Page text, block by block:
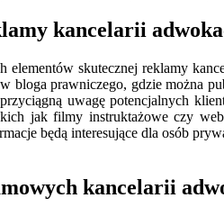
kancelarii
elementów skutecznej reklamy
prawniczego, gdzie można
uwagę potencjalnych
jak filmy instruktażowe czy
będą interesujące dla osób
kancelarii